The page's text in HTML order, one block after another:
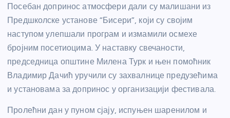
Посебан допринос атмосфери дали су малишани из
Предшколске установе “Бисери”, који су својим
наступом улепшали програм и измамили осмехе
бројним посетиоцима. У наставку свечаности,
председница општине Милена Турк и њен помоћник
Владимир Дачић уручили су захвалнице предузећима
и установама за допринос у организацији фестивала.
Пролећни дан у пуном сјају, испуњен шаренилом и